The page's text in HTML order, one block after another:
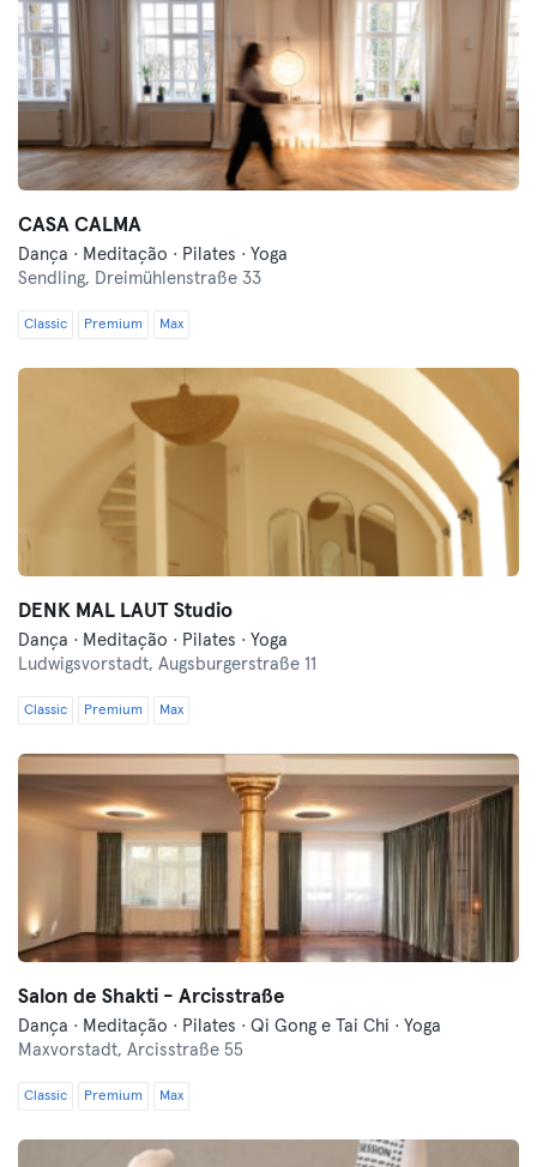
CASA CALMA
Dança · Meditação · Pilates · Yoga
Sendling, Dreimühlenstraße 33
Classic Premium Max
DENK MAL LAUT Studio
Dança · Meditação · Pilates · Yoga
Ludwigsvorstadt, Augsburgerstraße 11
Classic Premium Max
Salon de Shakti - Arcisstraße
Dança · Meditação · Pilates · Qi Gong e Tai Chi · Yoga
Maxvorstadt, Arcisstraße 55
Classic Premium Max